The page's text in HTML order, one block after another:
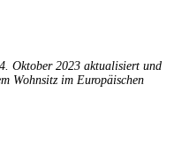
Oktober 2023 aktualisiert und
Wohnsitz im Europäischen